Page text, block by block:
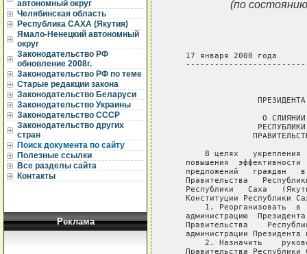
автономный округ
Челябинская область
Республика САХА (Якутия)
Ямало-Ненецкий автономный
округ
Законодательство РФ
обновление 2008г.
Законодательство РФ по теме
Старые редакции закона
Законодательство Беларуси
Законодательство Украины
Законодательство СССР
Законодательство других
стран
Поиск документа по сайту
Полезные ссылки
Все разделы сайта
Контакты
Реклама
(по
17 января 2000 года
О
В целях   укрепления
повышения  эффективности
предложений   граждан
Правительства
Республики   Саха
Конституции Республики
1. Реорганизовать  в
администрацию
Правительства
администрации Президента
2. Назначить
Правительства Республики